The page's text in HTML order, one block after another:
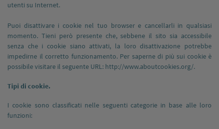
utenti su Internet.
Puoi disattivare i cookie nel tuo browser e cancellarli in qualsiasi
momento. Tieni però presente che, sebbene il sito sia accessibile
senza che i cookie siano attivati, la loro disattivazione potrebbe
impedirne il corretto funzionamento. Per saperne di più sui cookie è
possibile visitare il seguente URL: http://www.aboutcookies.org/.
Tipi di cookie.
I cookie sono classificati nelle seguenti categorie in base alle loro
funzioni: